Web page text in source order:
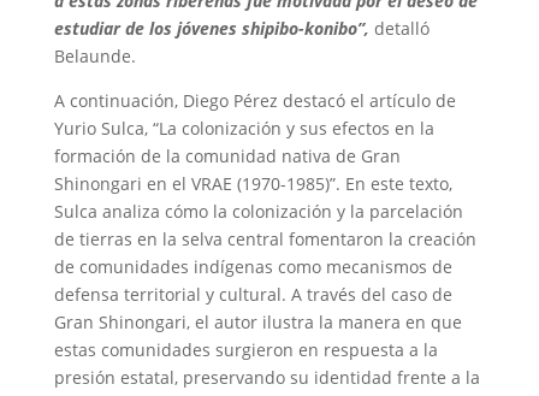
estudiar de los jóvenes shipibo-konibo”, detalló
Belaunde.
A continuación, Diego Pérez destacó el artículo de
Yurio Sulca, “La colonización y sus efectos en la
formación de la comunidad nativa de Gran
Shinongari en el VRAE (1970-1985)”. En este texto,
Sulca analiza cómo la colonización y la parcelación
de tierras en la selva central fomentaron la creación
de comunidades indígenas como mecanismos de
defensa territorial y cultural. A través del caso de
Gran Shinongari, el autor ilustra la manera en que
estas comunidades surgieron en respuesta a la
presión estatal, preservando su identidad frente a la